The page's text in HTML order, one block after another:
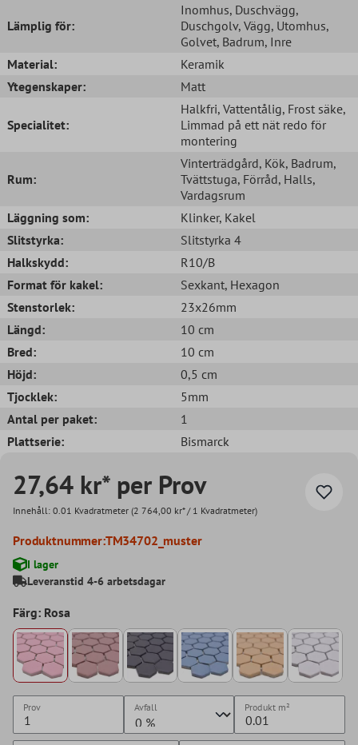
Lämplig för:
Inomhus, Duschvägg,
Duschgolv, Vägg, Utomhus,
Golvet, Badrum, Inre
Material:
Keramik
Ytegenskaper:
Matt
Specialitet:
Halkfri, Vattentålig, Frost säke,
Limmad på ett nät redo för
montering
Rum:
Vinterträdgård, Kök, Badrum,
Tvättstuga, Förråd, Halls,
Vardagsrum
Läggning som:
Klinker, Kakel
Slitstyrka:
Slitstyrka 4
Halkskydd:
R10/B
Format för kakel:
Sexkant, Hexagon
Stenstorlek:
23x26mm
Längd:
10 cm
Bred:
10 cm
Höjd:
0,5 cm
Tjocklek:
5mm
Antal per paket:
1
Plattserie:
Bismarck
27,64 kr* per Prov
Innehåll: 0.01 Kvadratmeter (2 764,00 kr* / 1 Kvadratmeter)
Produktnummer:TM34702_muster
I lager
Leveranstid 4-6 arbetsdagar
Färg: Rosa
Prov Avfall Produkt m²